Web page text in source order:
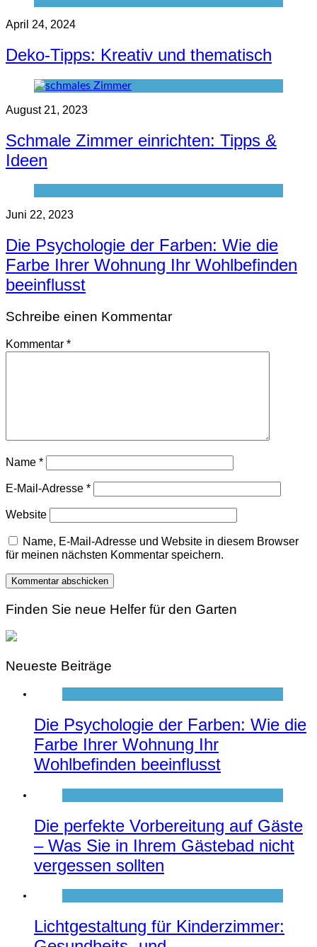
April 24, 2024
Deko-Tipps: Kreativ und thematisch
August 21, 2023
Schmale Zimmer einrichten: Tipps &
Ideen
Juni 22, 2023
Die Psychologie der Farben: Wie die
Farbe Ihrer Wohnung Ihr Wohlbefinden
beeinflusst
Schreibe einen Kommentar
Kommentar *
Name *
E-Mail-Adresse *
Website
Name, E-Mail-Adresse und Website in diesem Browser
für meinen nächsten Kommentar speichern.
Finden Sie neue Helfer für den Garten
Neueste Beiträge
Die Psychologie der Farben: Wie die
Farbe Ihrer Wohnung Ihr
Wohlbefinden beeinflusst
Die perfekte Vorbereitung auf Gäste
– Was Sie in Ihrem Gästebad nicht
vergessen sollten
Lichtgestaltung für Kinderzimmer: